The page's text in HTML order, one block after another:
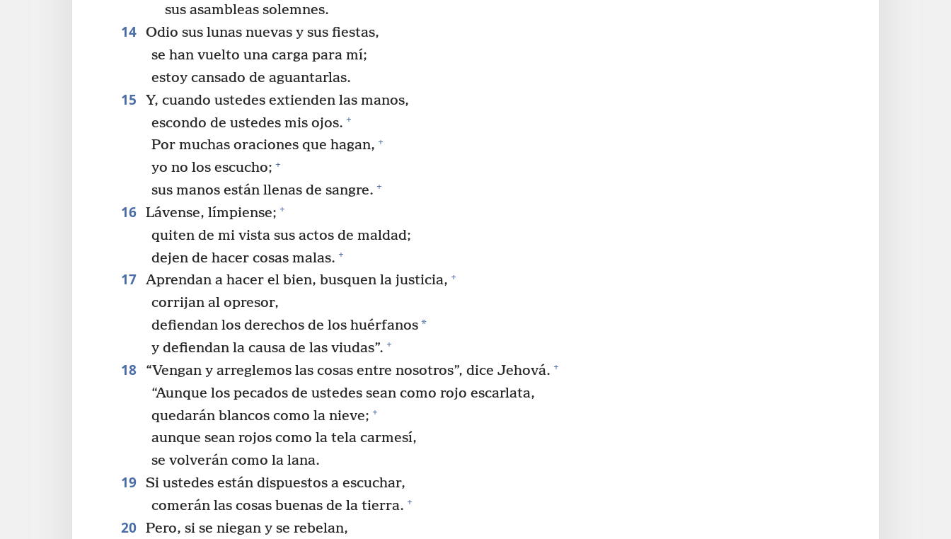
sus asambleas solemnes.
14 Odio sus lunas nuevas y sus fiestas,
se han vuelto una carga para mí;
estoy cansado de aguantarlas.
15
Y, cuando ustedes extienden las manos,
escondo de ustedes mis ojos. +
Por muchas oraciones que hagan, +
yo no los escucho; +
sus manos están llenas de sangre. +
16 Lávense, límpiense; +
quiten de mi vista sus actos de maldad;
dejen de hacer cosas malas. +
17 Aprendan a hacer el bien, busquen la justicia, +
corrijan al opresor,
defiendan los derechos de los huérfanos*
y defiendan la causa de las viudas”. +
18 “Vengan y arreglemos las cosas entre nosotros”, dice Jehová. +
“Aunque los pecados de ustedes sean como rojo escarlata,
quedarán blancos como la nieve; +
aunque sean rojos como la tela carmesí,
se volverán como la lana.
19 Si ustedes están dispuestos a escuchar,
comerán las cosas buenas de la tierra. +
20 Pero, si se niegan y se rebelan,